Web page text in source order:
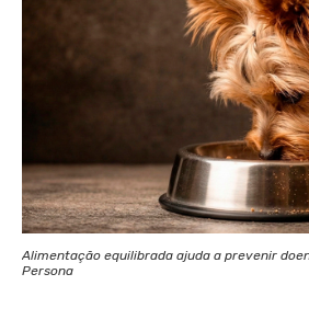
Alimentação equilibrada ajuda a prevenir
Persona